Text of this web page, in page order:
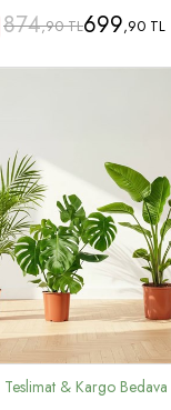
874,90 TL699,90 TL